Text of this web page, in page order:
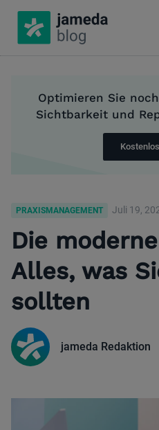
Optimieren Sie
Sichtbarkeit und
PRAXISMANAGEMENT Juli 19,
Die
Alles, was
sollten
jameda Redaktion